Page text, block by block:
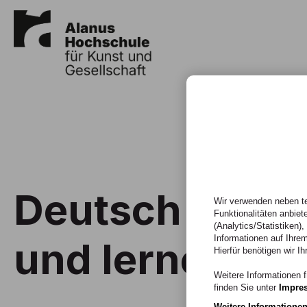
Deutsch
und lernen –
Wir verwenden neben
Funktionalitäten
(Analytics/Statistiken),
Informationen auf
Hierfür benötigen wir
Weitere Informationen
finden Sie unter